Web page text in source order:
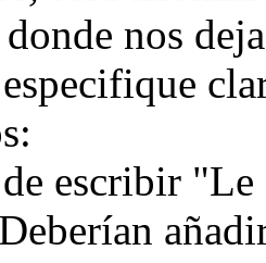
nos
escribir